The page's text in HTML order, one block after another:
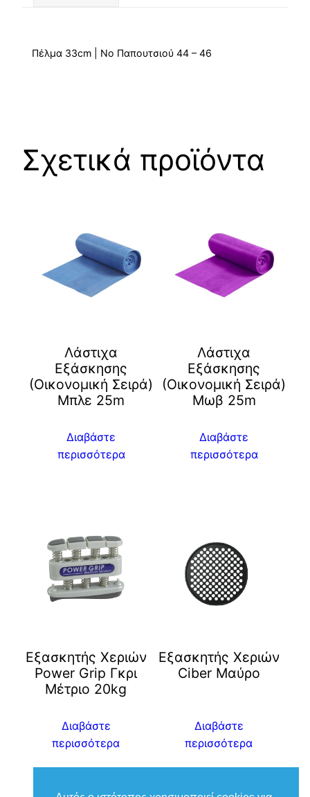
Πέλμα 33cm | Νο Παπουτσιού 44 – 46
Σχετικά προϊόντα
Λάστιχα
Εξάσκησης
(Οικονομική Σειρά)
Μπλε 25m
Διαβάστε
περισσότερα
Λάστιχα
Εξάσκησης
(Οικονομική Σειρά)
Μωβ 25m
Διαβάστε
περισσότερα
Εξασκητής Χεριών
Power Grip Γκρι
Μέτριο 20kg
Διαβάστε
περισσότερα
Eξασκητής Χεριών
Ciber Μαύρο
Διαβάστε
περισσότερα